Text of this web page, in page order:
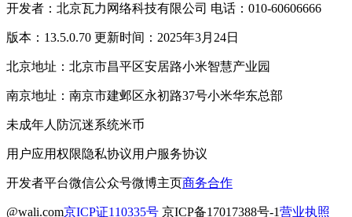
开发者：北京瓦力网络科技有限公司 电话：010-60606666
版本：13.5.0.70 更新时间：2025年3月24日
北京地址：北京市昌平区安居路小米智慧产业园
南京地址：南京市建邺区永初路37号小米华东总部
未成年人防沉迷系统米币
用户应用权限隐私协议用户服务协议
开发者平台微信公众号微博主页商务合作
@wali.com京ICP证110335号 京ICP备17017388号-1营业执照